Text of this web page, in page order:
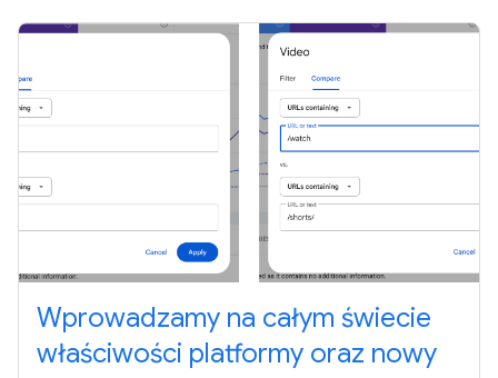
Wprowadzamy na całym świecie
właściwości platformy oraz nowy